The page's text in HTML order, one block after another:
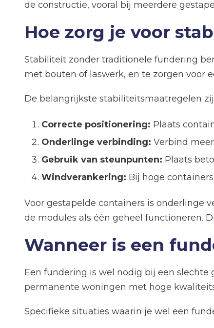
de constructie, vooral bij meerdere
Hoe zorg je voor
Stabiliteit zonder traditionele fundering
met bouten of laswerk, en te zorgen voor
De belangrijkste stabiliteitsmaatregelen
Correcte positionering: Plaats
Onderlinge verbinding: Verbind
Gebruik van steunpunten: Plaats
Windverankering: Bij hoge
Voor gestapelde containers is onderlinge
de modules als één geheel functioneren.
Wanneer is een
Een fundering is wel nodig bij een
permanente woningen met hoge
Specifieke situaties waarin je wel een